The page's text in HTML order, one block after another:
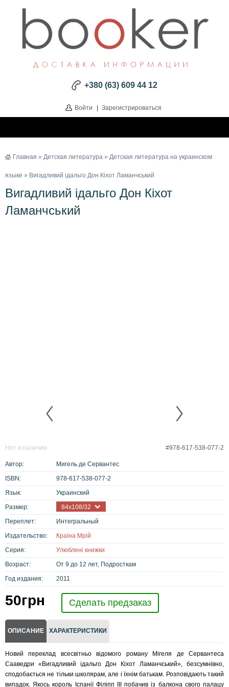
+380 (63) 609 44 12
Войти | Зарегистрироваться
Главная » Детская литература » Детская литература на украинском
языке » Вигадливий ідальго Дон Кіхот Ламанчський
Вигадливий ідальго Дон Кіхот
Ламанчський
#978-617-538-077-2
Нет в наличии
Автор:
Мигель де Сервантес
ISBN:
978-617-538-077-2
Язык:
Украинский
Размер:
84х108/32
Переплет:
Интегральный
Издательство:
Країна Мрій
Серия:
Улюблені книжки
Возраст:
От 9 до 12 лет, Подросткам
Год издания:
2011
50грн Сделать предзаказ
ОПИСАНИЕ ХАРАКТЕРИСТИКИ
Новий переклад всесвітньо відомого роману Мігеля де Сервантеса
Сааведри «Вигадливий ідальго Дон Кіхот Ламанчський», безсумнівно,
сподобається не тільки школярам, але і їхнім батькам. Розповідають такий
випадок. Якось король Іспанії Філіпп III побачив із балкона свого палацу